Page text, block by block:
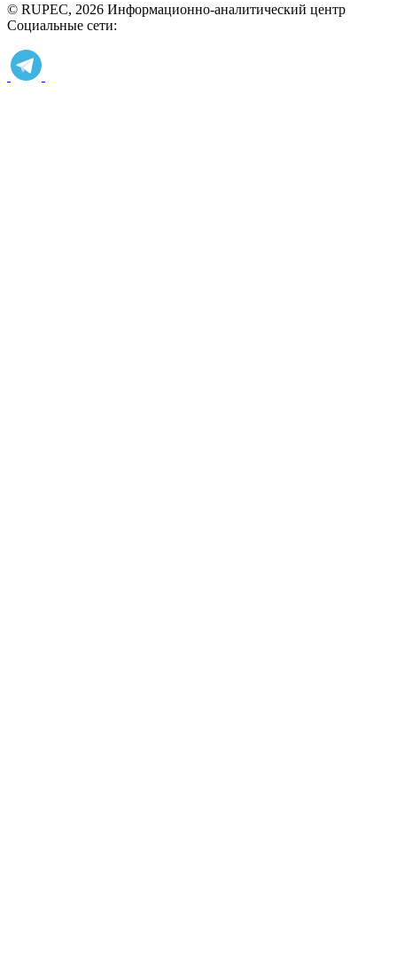
© RUPEC, 2026 Информационно-аналитический центр
Социальные сети: